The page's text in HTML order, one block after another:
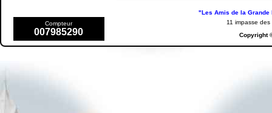
"Les Amis de la
Compteur
007985290
11 impasse des
Copyright